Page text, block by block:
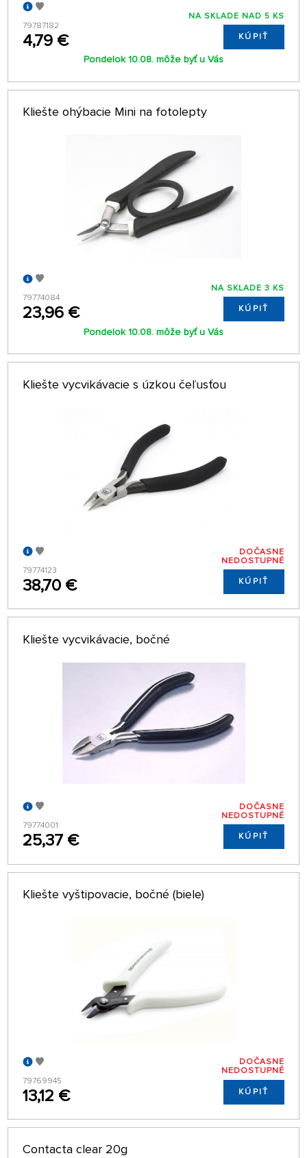
79787182
4,79 €
NA SKLADE NAD 5 KS
KÚPIŤ
Pondelok 10.08. môže byť u Vás
Kliešte ohýbacie Mini na fotolepty
79774084
23,96 €
NA SKLADE 3 KS
KÚPIŤ
Pondelok 10.08. môže byť u Vás
Kliešte vycvikávacie s úzkou čeľusťou
79774123
38,70 €
DOČASNE
NEDOSTUPNÉ
KÚPIŤ
Kliešte vycvikávacie, bočné
79774001
25,37 €
DOČASNE
NEDOSTUPNÉ
KÚPIŤ
Kliešte vyštipovacie, bočné (biele)
79769945
13,12 €
DOČASNE
NEDOSTUPNÉ
KÚPIŤ
Contacta clear 20g